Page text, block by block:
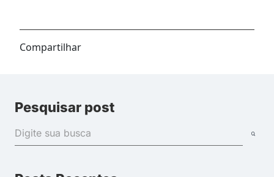
Compartilhar
Pesquisar post